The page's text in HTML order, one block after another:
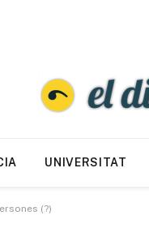
UNIVERSITAT
(?)